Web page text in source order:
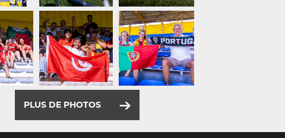
PLUS DE PHOTOS